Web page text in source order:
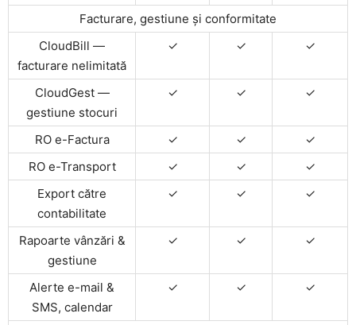
Facturare, gestiune și conformitate
CloudBill —
facturare nelimitată
✓ ✓ ✓
CloudGest —
gestiune stocuri
✓ ✓ ✓
RO e-Factura ✓ ✓
✓
RO e-Transport
✓ ✓
✓
Export către
contabilitate
✓ ✓ ✓
Rapoarte vânzări &
gestiune
✓ ✓ ✓
Alerte e-mail &
SMS, calendar
✓ ✓ ✓